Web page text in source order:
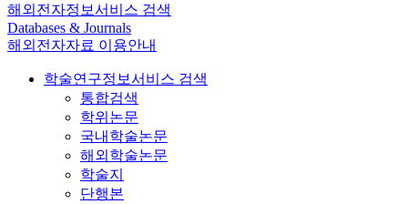
해외전자정보서비스 검색
Databases & Journals
해외전자자료 이용안내
학술연구정보서비스 검색
통합검색
학위논문
국내학술논문
해외학술논문
학술지
단행본